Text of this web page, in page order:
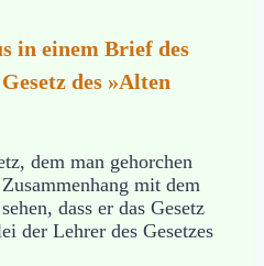
in einem Brief des
des »Alten
dem man gehorchen
mit dem
dass er das Gesetz
der Lehrer des Gesetzes